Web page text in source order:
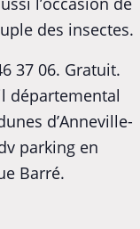
des insectes.
37 06. Gratuit.
départemental
d’Anneville-
parking en
Barré.